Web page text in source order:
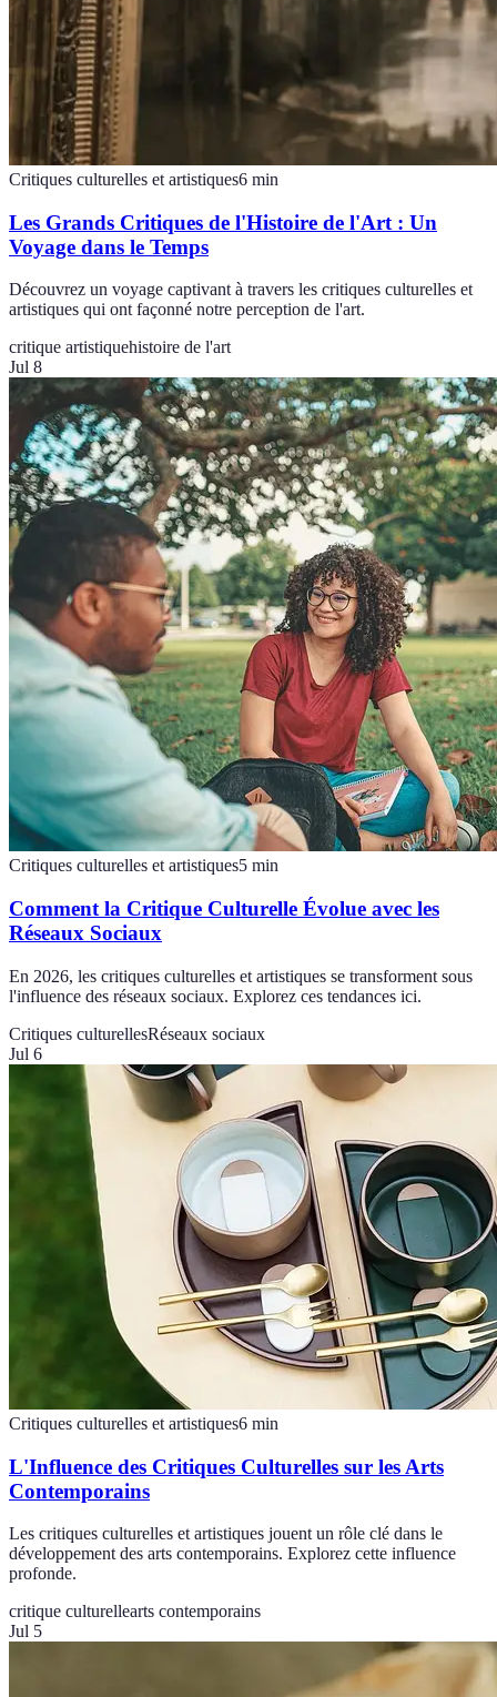
Critiques culturelles et artistiques6 min
Les Grands Critiques de l'Histoire de l'Art : Un
Voyage dans le Temps
Découvrez un voyage captivant à travers les critiques culturelles et
artistiques qui ont façonné notre perception de l'art.
critique artistiquehistoire de l'art
Jul 8
Critiques culturelles et artistiques5 min
Comment la Critique Culturelle Évolue avec les
Réseaux Sociaux
En 2026, les critiques culturelles et artistiques se transforment sous
l'influence des réseaux sociaux. Explorez ces tendances ici.
Critiques culturellesRéseaux sociaux
Jul 6
Critiques culturelles et artistiques6 min
L'Influence des Critiques Culturelles sur les Arts
Contemporains
Les critiques culturelles et artistiques jouent un rôle clé dans le
développement des arts contemporains. Explorez cette influence
profonde.
critique culturellearts contemporains
Jul 5